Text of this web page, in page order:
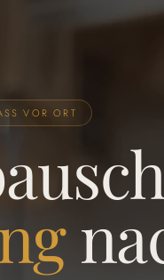
VOR ORT